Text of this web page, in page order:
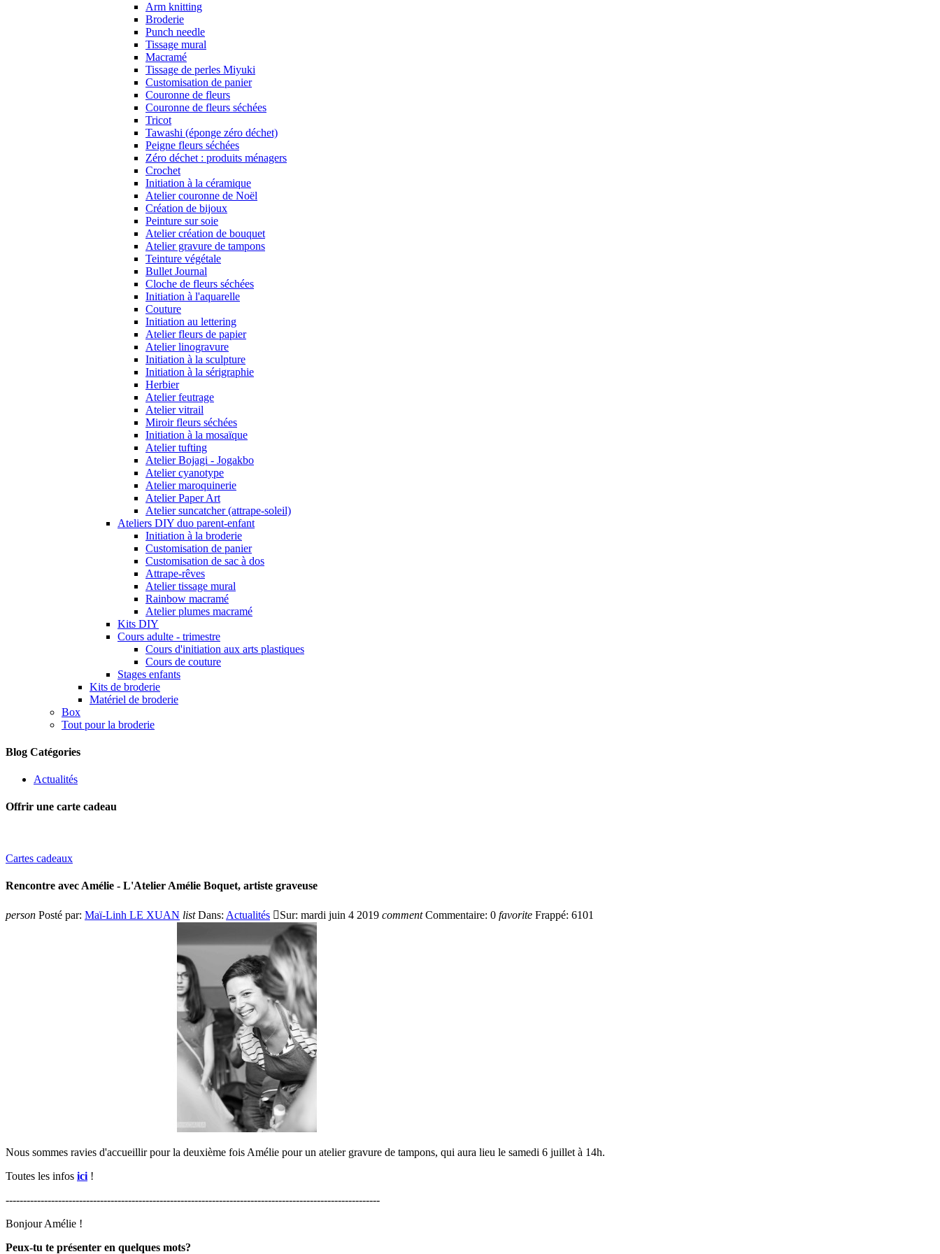
Arm knitting
Broderie
Punch needle
Tissage mural
Macramé
Tissage de perles Miyuki
Customisation de panier
Couronne de fleurs
Couronne de fleurs séchées
Tricot
Tawashi (éponge zéro déchet)
Peigne fleurs séchées
Zéro déchet : produits ménagers
Crochet
Initiation à la céramique
Atelier couronne de Noël
Création de bijoux
Peinture sur soie
Atelier création de bouquet
Atelier gravure de tampons
Teinture végétale
Bullet Journal
Cloche de fleurs séchées
Initiation à l'aquarelle
Couture
Initiation au lettering
Atelier fleurs de papier
Atelier linogravure
Initiation à la sculpture
Initiation à la sérigraphie
Herbier
Atelier feutrage
Atelier vitrail
Miroir fleurs séchées
Initiation à la mosaïque
Atelier tufting
Atelier Bojagi - Jogakbo
Atelier cyanotype
Atelier maroquinerie
Atelier Paper Art
Atelier suncatcher (attrape-soleil)
Ateliers DIY duo parent-enfant
Initiation à la broderie
Customisation de panier
Customisation de sac à dos
Attrape-rêves
Atelier tissage mural
Rainbow macramé
Atelier plumes macramé
Kits DIY
Cours adulte - trimestre
Cours d'initiation aux arts plastiques
Cours de couture
Stages enfants
Kits de broderie
Matériel de broderie
Box
Tout pour la broderie
Blog Catégories
Actualités
Offrir une carte cadeau
Cartes cadeaux
Rencontre avec Amélie - L'Atelier Amélie Boquet, artiste graveuse
person Posté par: Maï-Linh LE XUAN list Dans: Actualités Sur: mardi juin 4 2019 comment Commentaire: 0 favorite Frappé: 6101
Nous sommes ravies d'accueillir pour la deuxième fois Amélie pour un atelier gravure de tampons, qui aura lieu le samedi 6 juillet à 14h.
Toutes les infos ici !
-----------------------------------------------------------------------------------------------------------
Bonjour Amélie !
Peux-tu te présenter en quelques mots?